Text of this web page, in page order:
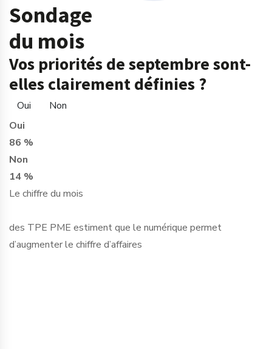
Sondage
du mois
Vos priorités de septembre sont-
elles clairement définies ?
Oui
Non
Oui
86 %
Non
14 %
Le chiffre du mois
des TPE PME estiment que le numérique permet
d’augmenter le chiffre d’affaires